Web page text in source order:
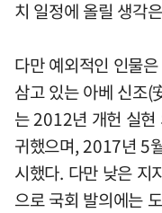
치 일정에 올릴 생각
다만 예외적인 인물
삼고 있는 아베 신조
는 2012년 개헌 실현
귀했으며, 2017년 5
시했다. 다만 낮은 지
으로 국회 발의에는